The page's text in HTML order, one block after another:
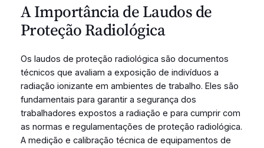
A Importância de Laudos de
Proteção Radiológica
Os laudos de proteção radiológica são documentos
técnicos que avaliam a exposição de indivíduos a
radiação ionizante em ambientes de trabalho. Eles são
fundamentais para garantir a segurança dos
trabalhadores expostos a radiação e para cumprir com
as normas e regulamentações de proteção radiológica.
A medição e calibração técnica de equipamentos de